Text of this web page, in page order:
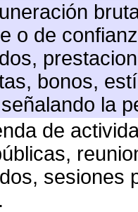
o de
bonos,
la
de
sesiones